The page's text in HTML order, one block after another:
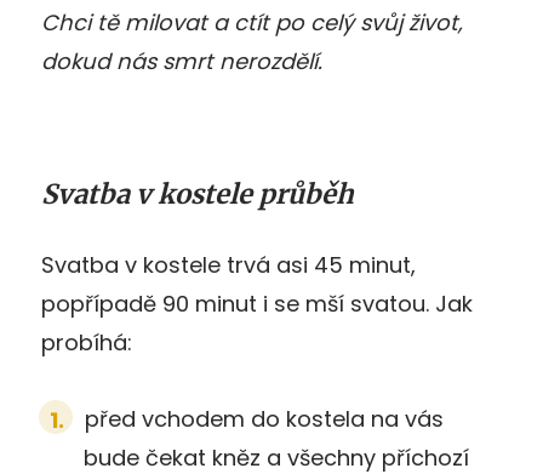
Chci tě milovat a ctít po celý svůj život,
dokud nás smrt nerozdělí.
Svatba v kostele průběh
Svatba v kostele trvá asi 45 minut,
popřípadě 90 minut i se mší svatou. Jak
probíhá:
před vchodem do kostela na vás
bude čekat kněz a všechny příchozí